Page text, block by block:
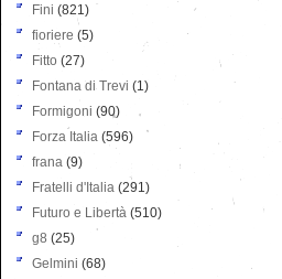
Fini (821)
fioriere (5)
Fitto (27)
Fontana di Trevi (1)
Formigoni (90)
Forza Italia (596)
frana (9)
Fratelli d'Italia (291)
Futuro e Libertà (510)
g8 (25)
Gelmini (68)